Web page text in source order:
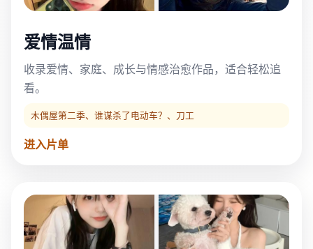
爱情温情
收录爱情、家庭、成长与情感治愈作品，适合轻松追
看。
木偶屋第二季、谁谋杀了电动车？、刀工
进入片单